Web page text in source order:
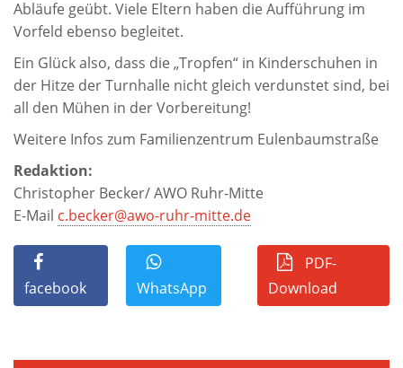
Abläufe geübt. Viele Eltern haben die Aufführung im
Vorfeld ebenso begleitet.
Ein Glück also, dass die „Tropfen“ in Kinderschuhen in
der Hitze der Turnhalle nicht gleich verdunstet sind, bei
all den Mühen in der Vorbereitung!
Weitere Infos zum Familienzentrum Eulenbaumstraße
Redaktion:
Christopher Becker/ AWO Ruhr-Mitte
E-Mail c.becker@awo-ruhr-mitte.de
facebook WhatsApp
PDF-
Download